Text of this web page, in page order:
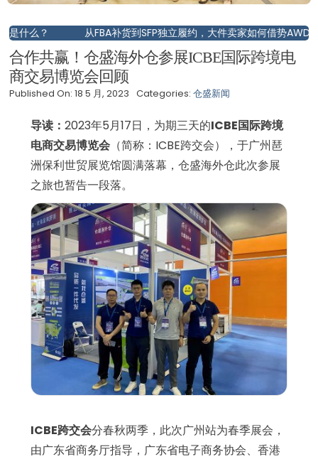
从FBA补货到SFP独立履约，大件卖家如何借势AWD政策变动构
合作共赢！仓盛海外仓参展ICBE国际跨境电
商交易博览会回顾
Published On: 18 5 月, 2023 Categories: 仓盛新闻
导读： 2023年5月17日，为期三天的ICBE国际跨境
电商交易博览会（简称：ICBE跨交会），于广州琶
洲保利世贸展览馆圆满落幕，仓盛海外仓此次参展
之旅也暂告一段落。
ICBE跨交会分春秋两季，此次广州站为春季展会，
由广东省商务厅指导，广东省电子商务协会、香港